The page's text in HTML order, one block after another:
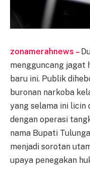
zonamerahnews –
mengguncang jagat
baru ini. Publik
buronan narkoba
yang selama ini licin
dengan operasi
nama Bupati
menjadi sorotan
upaya penegakan